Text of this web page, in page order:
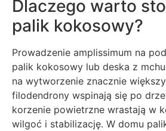
Dlaczego warto
palik kokosowy?
Prowadzenie amplissimum na
palik kokosowy lub deska z
na wytworzenie znacznie
filodendrony wspinają się po
korzenie powietrzne wrastają w
wilgoć i stabilizację. W domu